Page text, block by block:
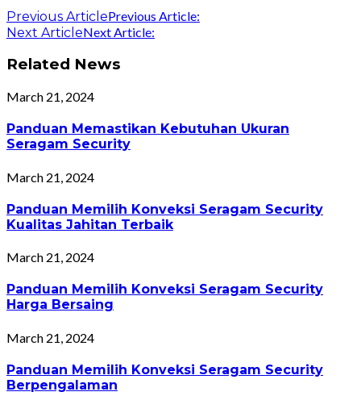
Previous ArticlePrevious Article:
Next ArticleNext Article:
Related News
March 21, 2024
Panduan Memastikan Kebutuhan Ukuran
Seragam Security
March 21, 2024
Panduan Memilih Konveksi Seragam Security
Kualitas Jahitan Terbaik
March 21, 2024
Panduan Memilih Konveksi Seragam Security
Harga Bersaing
March 21, 2024
Panduan Memilih Konveksi Seragam Security
Berpengalaman